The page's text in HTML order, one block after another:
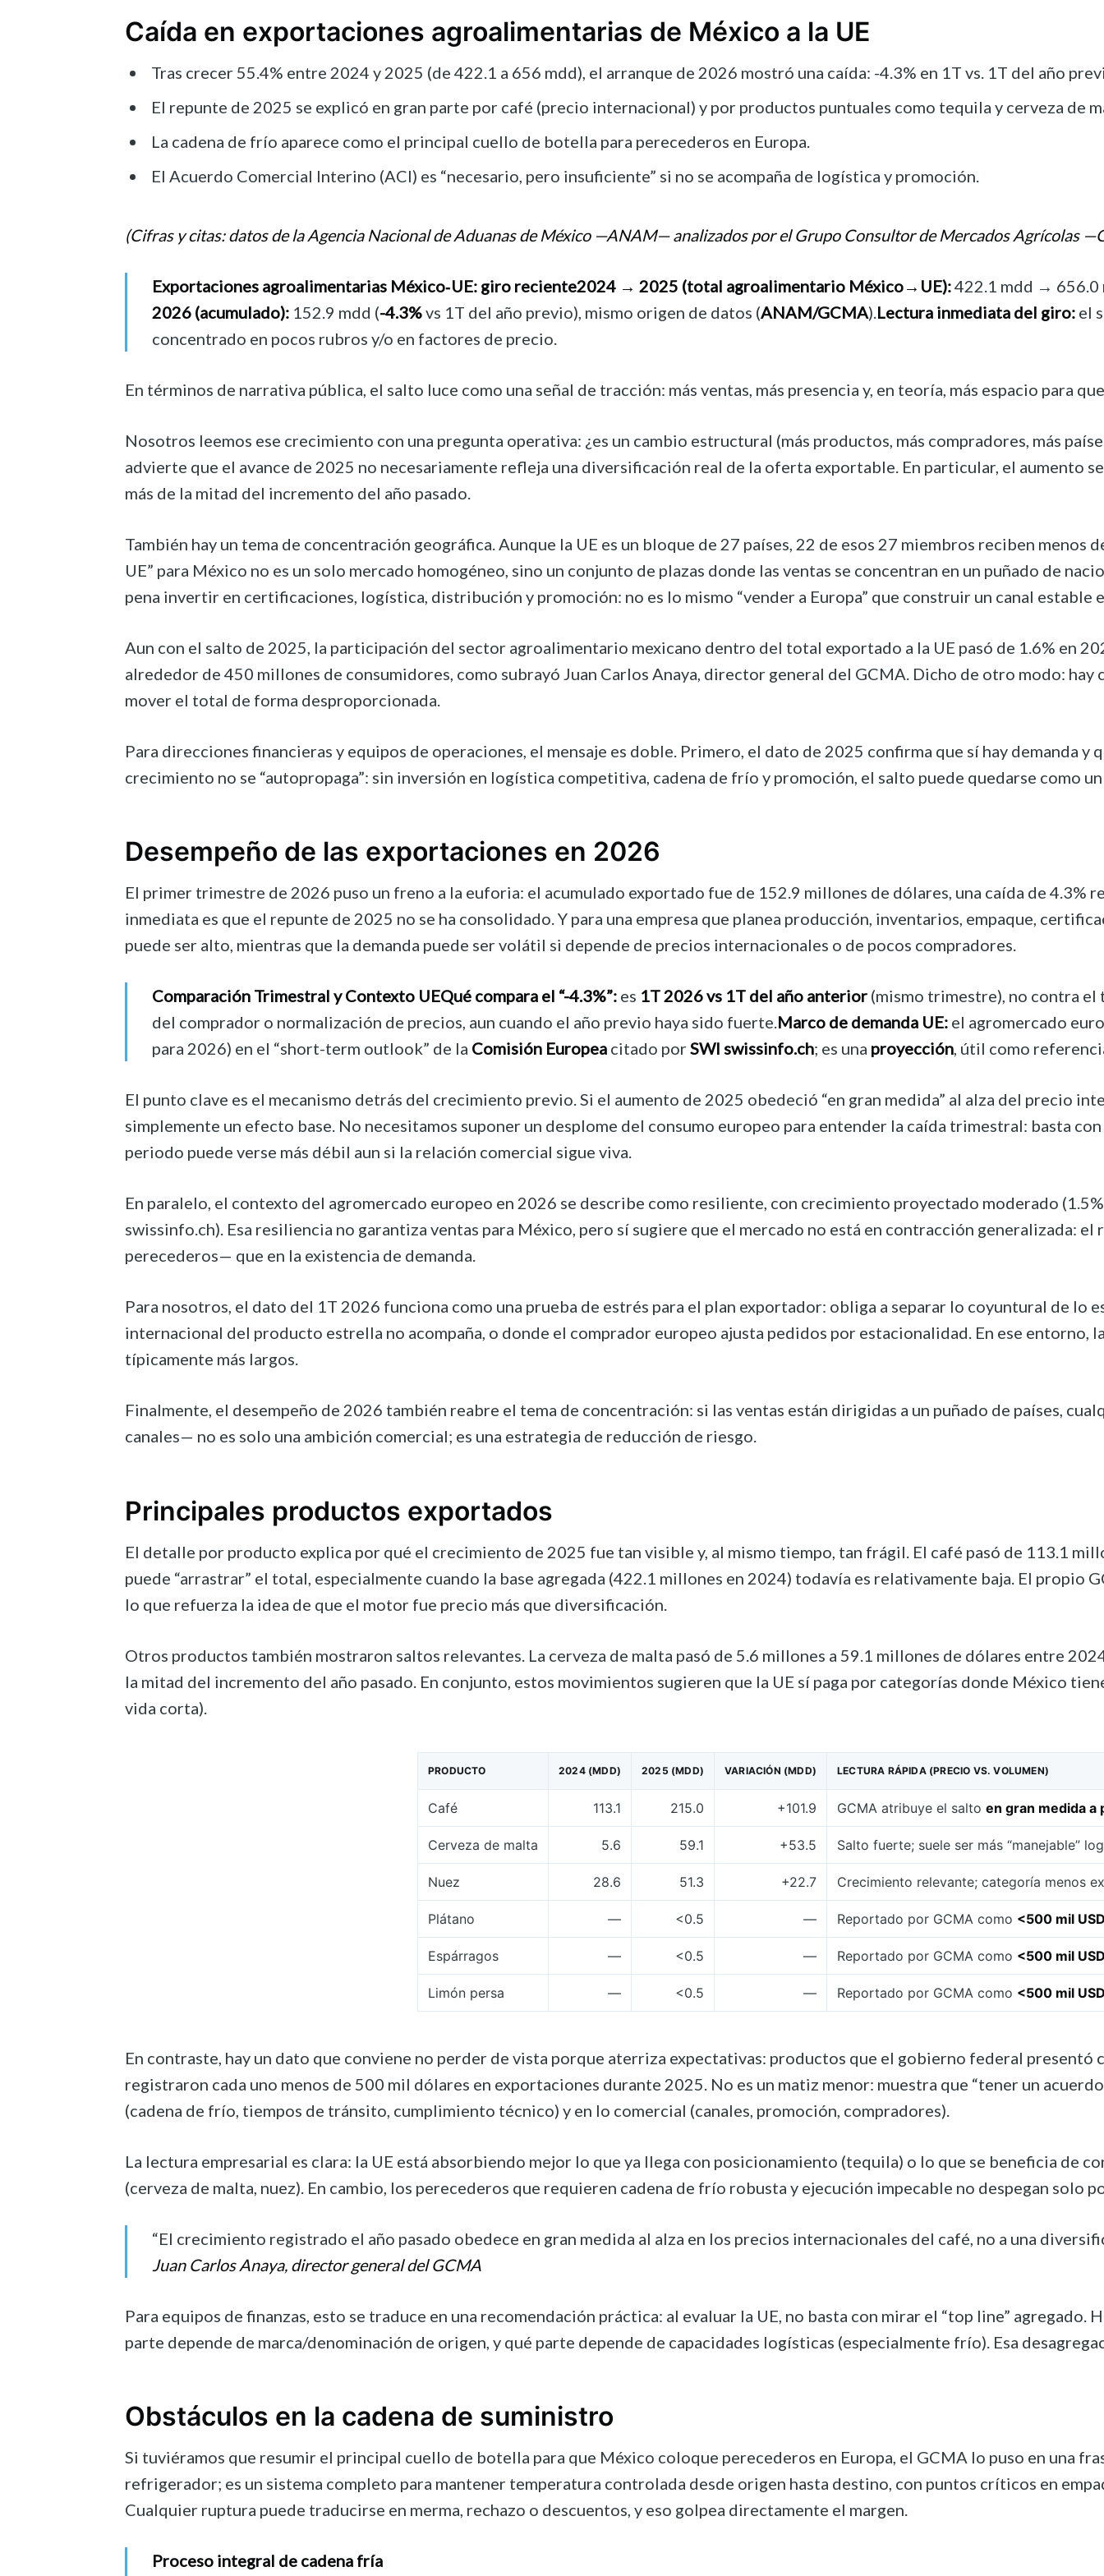
Caída en exportaciones agroalimentarias de México a la UE
Tras crecer 55.4% entre 2024 y 2025 (de 422.1 a 656 mdd), el arranque de 2026 mostró una caída: -4.3% en 1T vs. 1T del año
El repunte de 2025 se explicó en gran parte por café (precio internacional) y por productos puntuales como tequila y cerveza de
La cadena de frío aparece como el principal cuello de botella para perecederos en Europa.
El Acuerdo Comercial Interino (ACI) es “necesario, pero insuficiente” si no se acompaña de logística y promoción.
(Cifras y citas: datos de la Agencia Nacional de Aduanas de México —ANAM— analizados por el Grupo Consultor de Mercados Agrícolas
Exportaciones agroalimentarias México‑UE: giro reciente2024 → 2025 (total agroalimentario México→UE):422.1 mdd → 656.0
2026 (acumulado): 152.9 mdd (-4.3%vs 1T del año previo), mismo origen de datos (ANAM/GCMA). Lectura inmediata del giro: el
concentrado en pocos rubros y/o en factores de precio.
En términos de narrativa pública, el salto luce como una señal de tracción: más ventas, más presencia y, en teoría, más espacio
Nosotros leemos ese crecimiento con una pregunta operativa: ¿es un cambio estructural (más productos, más compradores, más
advierte que el avance de 2025 no necesariamente refleja una diversificación real de la oferta exportable. En particular, el aumento
más de la mitad del incremento del año pasado.
También hay un tema de concentración geográfica. Aunque la UE es un bloque de 27 países, 22 de esos 27 miembros reciben
UE” para México no es un solo mercado homogéneo, sino un conjunto de plazas donde las ventas se concentran en un puñado de
pena invertir en certificaciones, logística, distribución y promoción: no es lo mismo “vender a Europa” que construir un canal estable
Aun con el salto de 2025, la participación del sector agroalimentario mexicano dentro del total exportado a la UE pasó de 1.6% en
alrededor de 450 millones de consumidores, como subrayó Juan Carlos Anaya, director general del GCMA. Dicho de otro modo:
mover el total de forma desproporcionada.
Para direcciones financieras y equipos de operaciones, el mensaje es doble. Primero, el dato de 2025 confirma que sí hay demanda
crecimiento no se “autopropaga”: sin inversión en logística competitiva, cadena de frío y promoción, el salto puede quedarse como
Desempeño de las exportaciones en 2026
El primer trimestre de 2026 puso un freno a la euforia: el acumulado exportado fue de 152.9 millones de dólares, una caída de
inmediata es que el repunte de 2025 no se ha consolidado. Y para una empresa que planea producción, inventarios, empaque,
puede ser alto, mientras que la demanda puede ser volátil si depende de precios internacionales o de pocos compradores.
Comparación Trimestral y Contexto UEQué compara el “-4.3%”: es 1T 2026 vs 1T del año anterior (mismo trimestre), no contra el
del comprador o normalización de precios, aun cuando el año previo haya sido fuerte.Marco de demanda UE: el agromercado
para 2026) en el “short-term outlook” de la Comisión Europea citado porSWI swissinfo.ch; es una proyección, útil como
El punto clave es el mecanismo detrás del crecimiento previo. Si el aumento de 2025 obedeció “en gran medida” al alza del precio
simplemente un efecto base. No necesitamos suponer un desplome del consumo europeo para entender la caída trimestral: basta
periodo puede verse más débil aun si la relación comercial sigue viva.
En paralelo, el contexto del agromercado europeo en 2026 se describe como resiliente, con crecimiento proyectado moderado
swissinfo.ch). Esa resiliencia no garantiza ventas para México, pero sí sugiere que el mercado no está en contracción generalizada:
perecederos— que en la existencia de demanda.
Para nosotros, el dato del 1T 2026 funciona como una prueba de estrés para el plan exportador: obliga a separar lo coyuntural de
internacional del producto estrella no acompaña, o donde el comprador europeo ajusta pedidos por estacionalidad. En ese entorno,
típicamente más largos.
Finalmente, el desempeño de 2026 también reabre el tema de concentración: si las ventas están dirigidas a un puñado de países,
canales— no es solo una ambición comercial; es una estrategia de reducción de riesgo.
Principales productos exportados
El detalle por producto explica por qué el crecimiento de 2025 fue tan visible y, al mismo tiempo, tan frágil. El café pasó de 113.1
puede “arrastrar” el total, especialmente cuando la base agregada (422.1 millones en 2024) todavía es relativamente baja. El
lo que refuerza la idea de que el motor fue precio más que diversificación.
Otros productos también mostraron saltos relevantes. La cerveza de malta pasó de 5.6 millones a 59.1 millones de dólares entre
la mitad del incremento del año pasado. En conjunto, estos movimientos sugieren que la UE sí paga por categorías donde México
vida corta).
PRODUCTO 2024 (MDD) 2025 (MDD) VARIACIÓN (MDD) LECTURA RÁPIDA (PRECIO VS. VOLUMEN)
Café 113.1 215.0 +101.9 GCMA atribuye el salto en gran medida a
Cerveza de malta 5.6 59.1 +53.5 Salto fuerte; suele ser más “manejable”
Nuez 28.6 51.3 +22.7 Crecimiento relevante; categoría menos
Plátano — <0.5 — Reportado por GCMA como <500 mil
Espárragos — <0.5 — Reportado por GCMA como <500 mil
Limón persa — <0.5 — Reportado por GCMA como <500 mil
En contraste, hay un dato que conviene no perder de vista porque aterriza expectativas: productos que el gobierno federal
registraron cada uno menos de 500 mil dólares en exportaciones durante 2025. No es un matiz menor: muestra que “tener un
(cadena de frío, tiempos de tránsito, cumplimiento técnico) y en lo comercial (canales, promoción, compradores).
La lectura empresarial es clara: la UE está absorbiendo mejor lo que ya llega con posicionamiento (tequila) o lo que se beneficia
(cerveza de malta, nuez). En cambio, los perecederos que requieren cadena de frío robusta y ejecución impecable no despegan solo
“El crecimiento registrado el año pasado obedece en gran medida al alza en los precios internacionales del café, no a una
Juan Carlos Anaya, director general del GCMA
Para equipos de finanzas, esto se traduce en una recomendación práctica: al evaluar la UE, no basta con mirar el “top line”
parte depende de marca/denominación de origen, y qué parte depende de capacidades logísticas (especialmente frío). Esa
Obstáculos en la cadena de suministro
Si tuviéramos que resumir el principal cuello de botella para que México coloque perecederos en Europa, el GCMA lo puso en una
refrigerador; es un sistema completo para mantener temperatura controlada desde origen hasta destino, con puntos críticos en
Cualquier ruptura puede traducirse en merma, rechazo o descuentos, y eso golpea directamente el margen.
Proceso integral de cadena fría